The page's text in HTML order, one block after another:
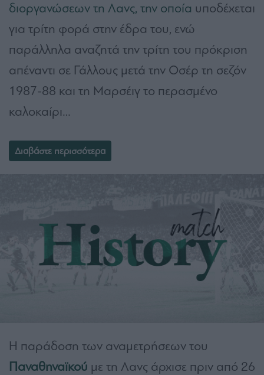
διοργανώσεων τη Λανς, την οποία υποδέχεται
για τρίτη φορά στην έδρα του, ενώ
παράλληλα αναζητά την τρίτη του πρόκριση
απέναντι σε Γάλλους μετά την Οσέρ τη σεζόν
1987-88 και τη Μαρσέιγ το περασμένο
καλοκαίρι…
Διαβάστε περισσότερα
Η παράδοση των αναμετρήσεων του
Παναθηναϊκού με τη Λανς άρχισε πριν από 26